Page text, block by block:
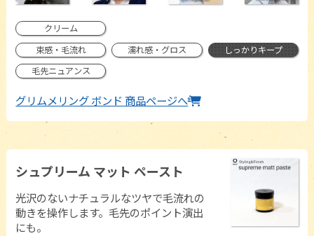
クリーム
束感・毛流れ
濡れ感・グロス
しっかりキープ
毛先ニュアンス
グリムメリング ボンド 商品ページへ
シュプリーム マット ペースト
光沢のないナチュラルなツヤで毛流れの
動きを操作します。毛先のポイント演出
にも。